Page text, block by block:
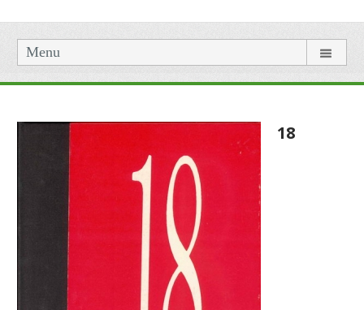
Menu
18